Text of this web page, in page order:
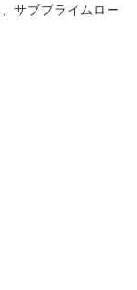
サブプライムロー